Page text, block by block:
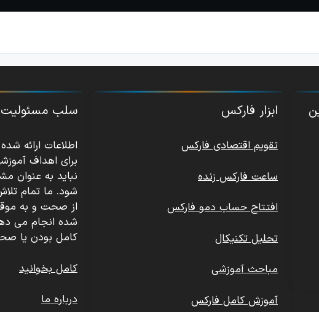
ابزار فارکس
تقویم اقتصادی فارکس
ساعت فارکس زنده
افتتاح حساب دمو فارکس
تحلیل تکنیکال
مباحث آموزشی
آموزش کامل فارکس
سلب مسئولیت
اطلاعات ارائه
برای اهداف
نباید به عنوان
شود. ما تمام
از صحت و به
شده انجام می
کامل بودن یا
کامل بخوانید
درباره ما